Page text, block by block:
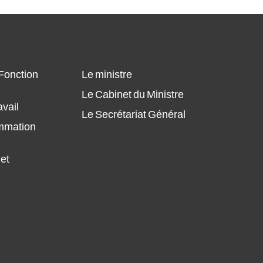
Plant Annuel des Achats Pour
l'année 2024 (ONMT)
Le ministre
Le Cabinet du Ministre
Le Secrétariat Général